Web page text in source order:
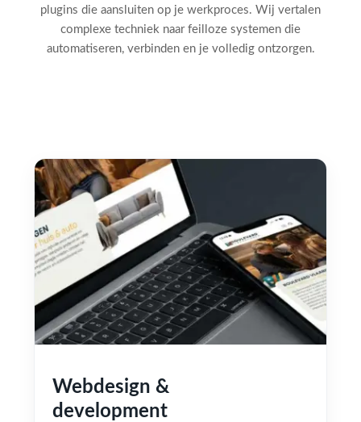
plugins die aansluiten op je werkproces. Wij vertalen
complexe techniek naar feilloze systemen die
automatiseren, verbinden en je volledig ontzorgen.
Webdesign &
development